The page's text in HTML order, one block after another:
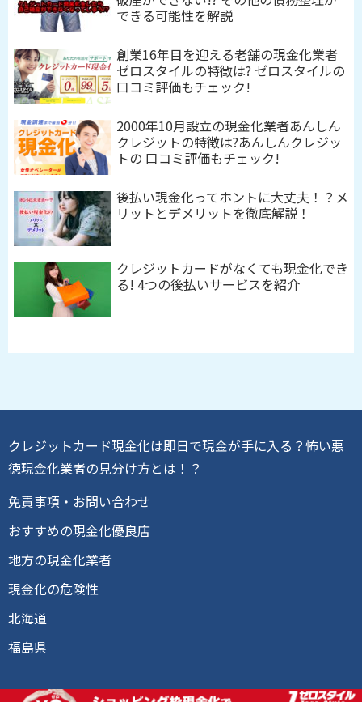
できる可能性を解説
創業16年目を迎える老舗の現金化業者
ゼロスタイルの特徴は? ゼロスタイルの
口コミ評価もチェック!
2000年10月設立の現金化業者あんしん
クレジットの特徴は?あんしんクレジッ
トの 口コミ評価もチェック!
後払い現金化ってホントに大丈夫！？メ
リットとデメリットを徹底解説！
クレジットカードがなくても現金化でき
る! 4つの後払いサービスを紹介
クレジットカード現金化は即日で現金が手に入る？怖い悪
徳現金化業者の見分け方とは！？
免責事項・お問い合わせ
おすすめの現金化優良店
地方の現金化業者
現金化の危険性
北海道
福島県